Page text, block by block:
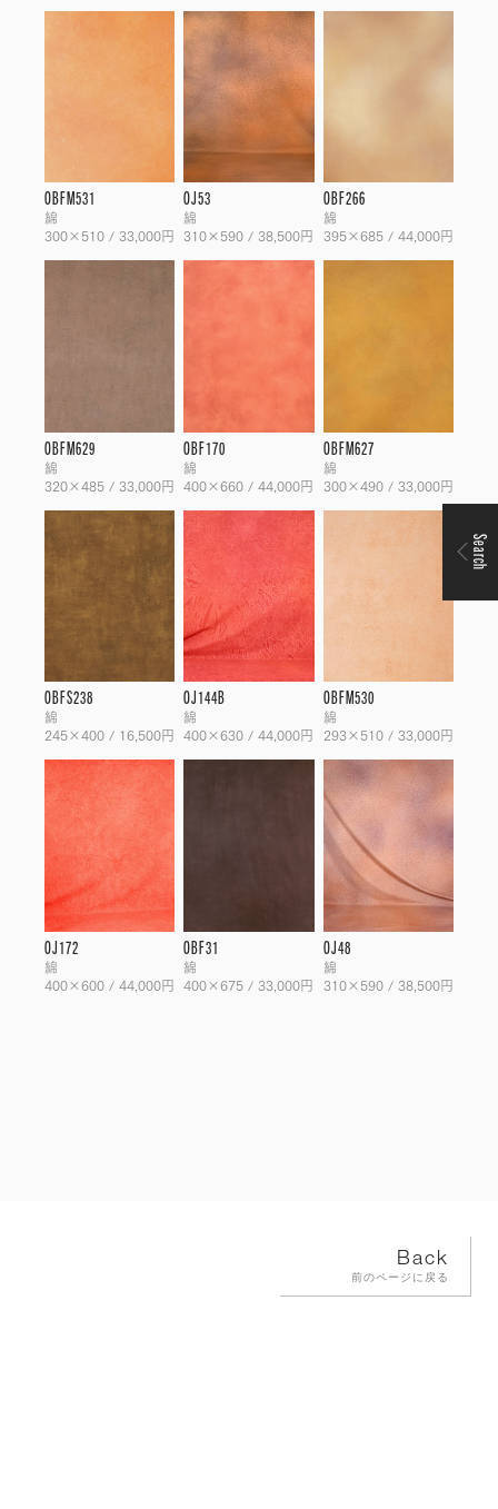
OBFM531
綿
300×510 / 33,000円
OJ53
綿
310×590 / 38,500円
OBF266
綿
395×685 / 44,000円
OBFM629
綿
320×485 / 33,000円
OBF170
綿
400×660 / 44,000円
OBFM627
綿
300×490 / 33,000円
OBFS238
綿
245×400 / 16,500円
OJ144B
綿
400×630 / 44,000円
OBFM530
綿
293×510 / 33,000円
OJ172
綿
400×600 / 44,000円
OBF31
綿
400×675 / 33,000円
OJ48
綿
310×590 / 38,500円
Back
前のページに戻る
Search